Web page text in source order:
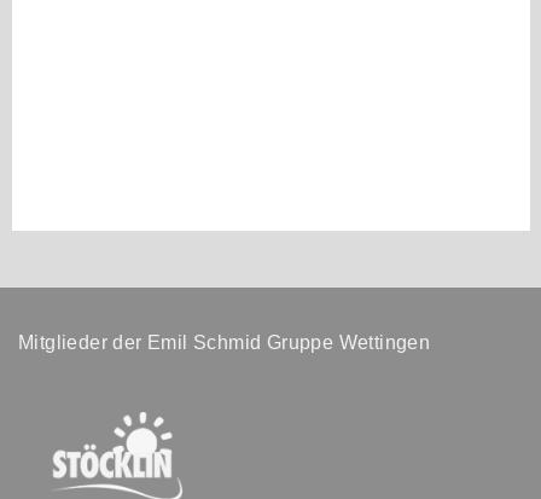
Mitglieder der Emil Schmid Gruppe Wettingen